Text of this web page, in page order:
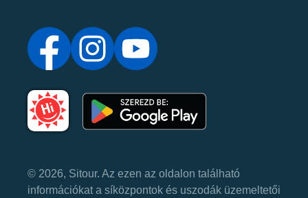
© 2026, Sitour. Az ezen az oldalon található
információkat a síközpontok és uszodák üzemeltetői